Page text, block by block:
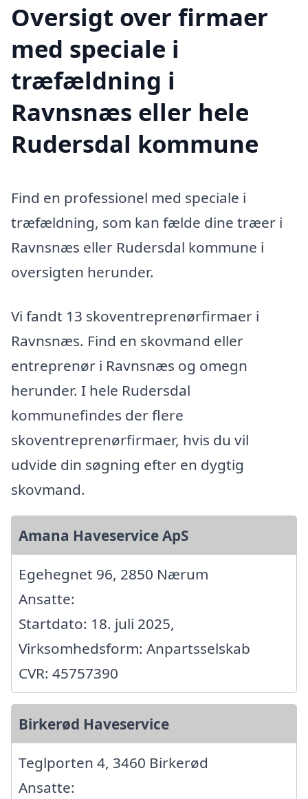
Oversigt over firmaer
med speciale i
træfældning i
Ravnsnæs eller hele
Rudersdal kommune
Find en professionel med speciale i
træfældning, som kan fælde dine træer i
Ravnsnæs eller Rudersdal kommune i
oversigten herunder.
Vi fandt 13 skoventreprenørfirmaer i
Ravnsnæs. Find en skovmand eller
entreprenør i Ravnsnæs og omegn
herunder. I hele Rudersdal
kommunefindes der flere
skoventreprenørfirmaer, hvis du vil
udvide din søgning efter en dygtig
skovmand.
Amana Haveservice ApS
Egehegnet 96, 2850 Nærum
Ansatte:
Startdato: 18. juli 2025,
Virksomhedsform: Anpartsselskab
CVR: 45757390
Birkerød Haveservice
Teglporten 4, 3460 Birkerød
Ansatte: